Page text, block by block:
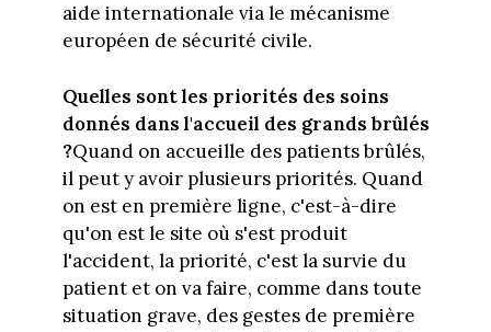
aide internationale via le mécanisme
européen de sécurité civile.
Quelles sont les priorités des soins
donnés dans l'accueil des grands brûlés
?Quand on accueille des patients brûlés,
il peut y avoir plusieurs priorités. Quand
on est en première ligne, c'est-à-dire
qu'on est le site où s'est produit
l'accident, la priorité, c'est la survie du
patient et on va faire, comme dans toute
situation grave, des gestes de première